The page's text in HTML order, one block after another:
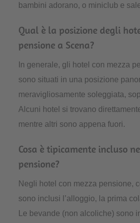
bambini adorano, o miniclub e
Qual è la posizione degli
pensione a Scena?
In generale, gli hotel con mezza
sono situati in una posizione
meravigliosamente soleggiata,
Alcuni hotel si trovano
mentre altri sono appena fuori.
Cosa è tipicamente incluso
pensione?
Negli hotel con mezza pensione,
sono inclusi l’alloggio, la prima
Le bevande (non alcoliche) sono